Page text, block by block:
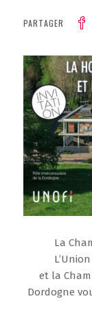
PARTAGER
La
et la
Dordogne